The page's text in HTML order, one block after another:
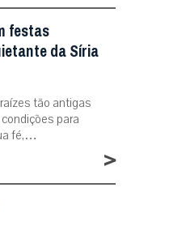
festas
da Síria
tão antigas
para
fé,…
>